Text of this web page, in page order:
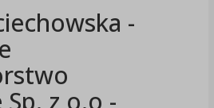
-
z o.o -